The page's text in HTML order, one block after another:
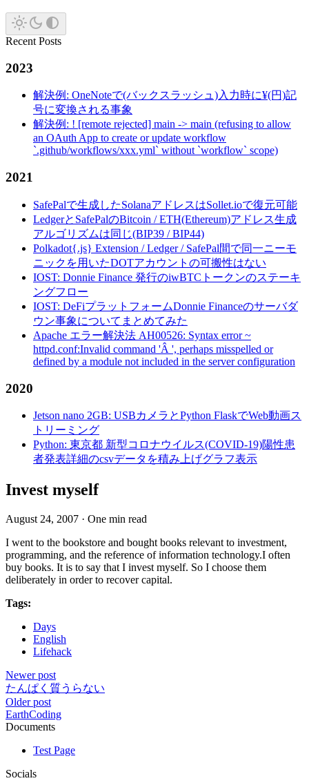
Recent Posts
2023
解決例: OneNoteで(バックスラッシュ)入力時に¥(円)記
号に変換される事象
解決例: ! [remote rejected] main -> main (refusing to allow
an OAuth App to create or update workflow
`.github/workflows/xxx.yml` without `workflow` scope)
2021
SafePalで生成したSolanaアドレスはSollet.ioで復元可能
LedgerとSafePalのBitcoin / ETH(Ethereum)アドレス生成
アルゴリズムは同じ(BIP39 / BIP44)
Polkadot{.js} Extension / Ledger / SafePal間で同一ニーモ
ニックを用いたDOTアカウントの可搬性はない
IOST: Donnie Finance 発行のiwBTCトークンのステーキ
ングフロー
IOST: DeFiプラットフォームDonnie Financeのサーバダ
ウン事象についてまとめてみた
Apache エラー解決法 AH00526: Syntax error ~
httpd.conf:Invalid command 'Â ', perhaps misspelled or
defined by a module not included in the server configuration
2020
Jetson nano 2GB: USBカメラとPython FlaskでWeb動画ス
トリーミング
Python: 東京都 新型コロナウイルス(COVID-19)陽性患
者発表詳細のcsvデータを積み上げグラフ表示
Invest myself
August 24, 2007 · One min read
I went to the bookstore and bought books relevant to investment,
programming, and the reference of information technology.I often
buy books. It is to say that I invest myself. So I choose them
deliberately in order to recover capital.
Tags:
Days
English
Lifehack
Newer post
たんぱく質うらない
Older post
EarthCoding
Documents
Test Page
Socials